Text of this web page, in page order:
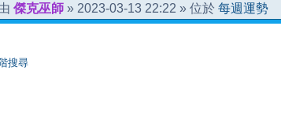
傑克巫師 » 2023-03-13 22:22 » 位於 每週運勢
搜尋